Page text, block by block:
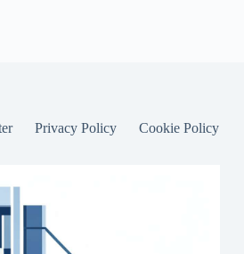
Privacy Policy Cookie Policy